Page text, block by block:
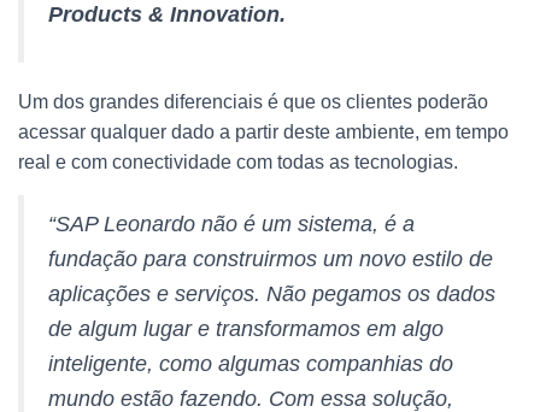
Products & Innovation.
Um dos grandes diferenciais é que os clientes poderão
acessar qualquer dado a partir deste ambiente, em tempo
real e com conectividade com todas as tecnologias.
“SAP Leonardo não é um sistema, é a
fundação para construirmos um novo estilo de
aplicações e serviços. Não pegamos os dados
de algum lugar e transformamos em algo
inteligente, como algumas companhias do
mundo estão fazendo. Com essa solução,